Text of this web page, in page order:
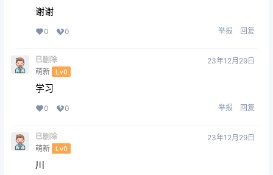
谢谢
0 0 举报 回复
已删除
萌新 Lv0
23年12月29日
学习
0 0 举报 回复
已删除
萌新 Lv0
23年12月29日
川